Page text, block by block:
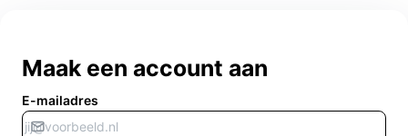
Maak een account aan
E-mailadres